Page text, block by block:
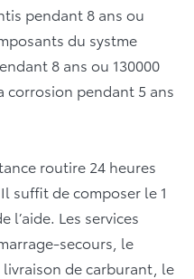
pendant 8 ans ou
du systme
8 ans ou 130000
corrosion pendant 5 ans
routire 24 heures
suffit de composer le 1
l’aide. Les services
secours, le
de carburant, le